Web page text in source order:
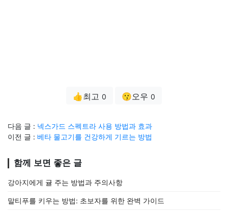
👍최고 0 😗오우 0
다음 글 : 넥스가드 스펙트라 사용 방법과 효과
이전 글 : 베타 물고기를 건강하게 기르는 방법
함께 보면 좋은 글
강아지에게 귤 주는 방법과 주의사항
말티푸를 키우는 방법: 초보자를 위한 완벽 가이드